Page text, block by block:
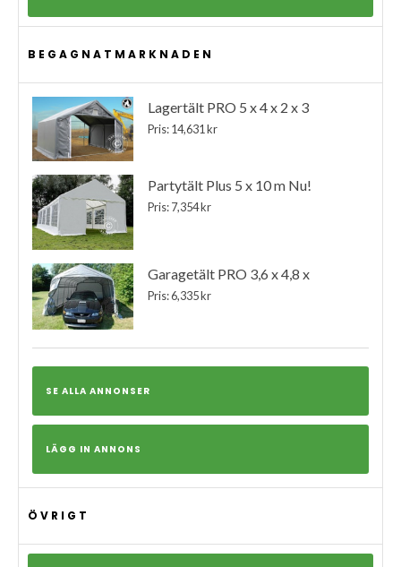
BEGAGNATMARKNADEN
Lagertält PRO 5 x 4 x 2 x 3
Pris: 14,631 kr
Partytält Plus 5 x 10 m Nu!
Pris: 7,354 kr
Garagetält PRO 3,6 x 4,8 x
Pris: 6,335 kr
SE ALLA ANNONSER
LÄGG IN ANNONS
ÖVRIGT